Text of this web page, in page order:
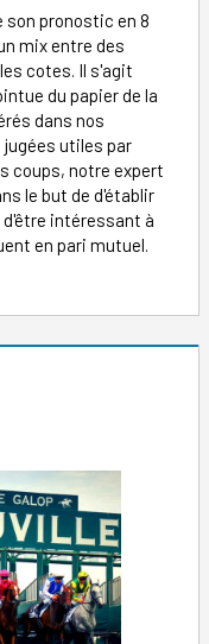
pronostic en 8
mix entre des
cotes. Il s'agit
du papier de la
dans nos
utiles par
coups, notre expert
le but de d'établir
intéressant à
en pari mutuel.